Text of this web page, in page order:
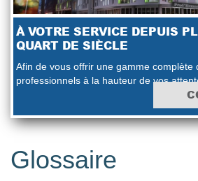
À VOTRE SERVICE DEPUIS
QUART DE SIÈCLE
Afin de vous offrir une gamme complète
professionnels à la hauteur de vos
Glossaire